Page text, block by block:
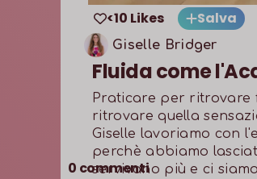
<10 Likes Salva
Giselle Bridger
Fluida come
Praticare per
ritrovare quella
Giselle lavoriamo con
perchè abbiamo
servivano più e ci
0 commenti